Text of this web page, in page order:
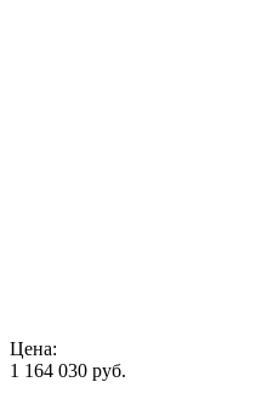
Цена:
1 164 030 руб.